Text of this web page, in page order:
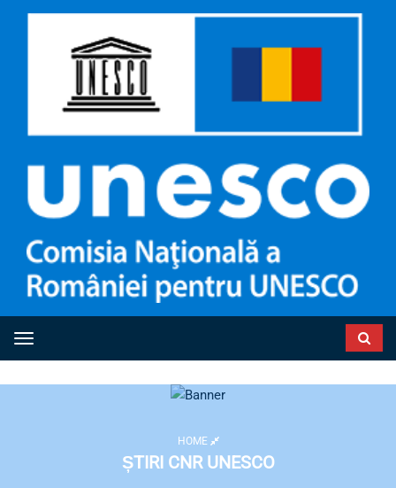
Toggle navigation
HOME
ȘTIRI CNR UNESCO